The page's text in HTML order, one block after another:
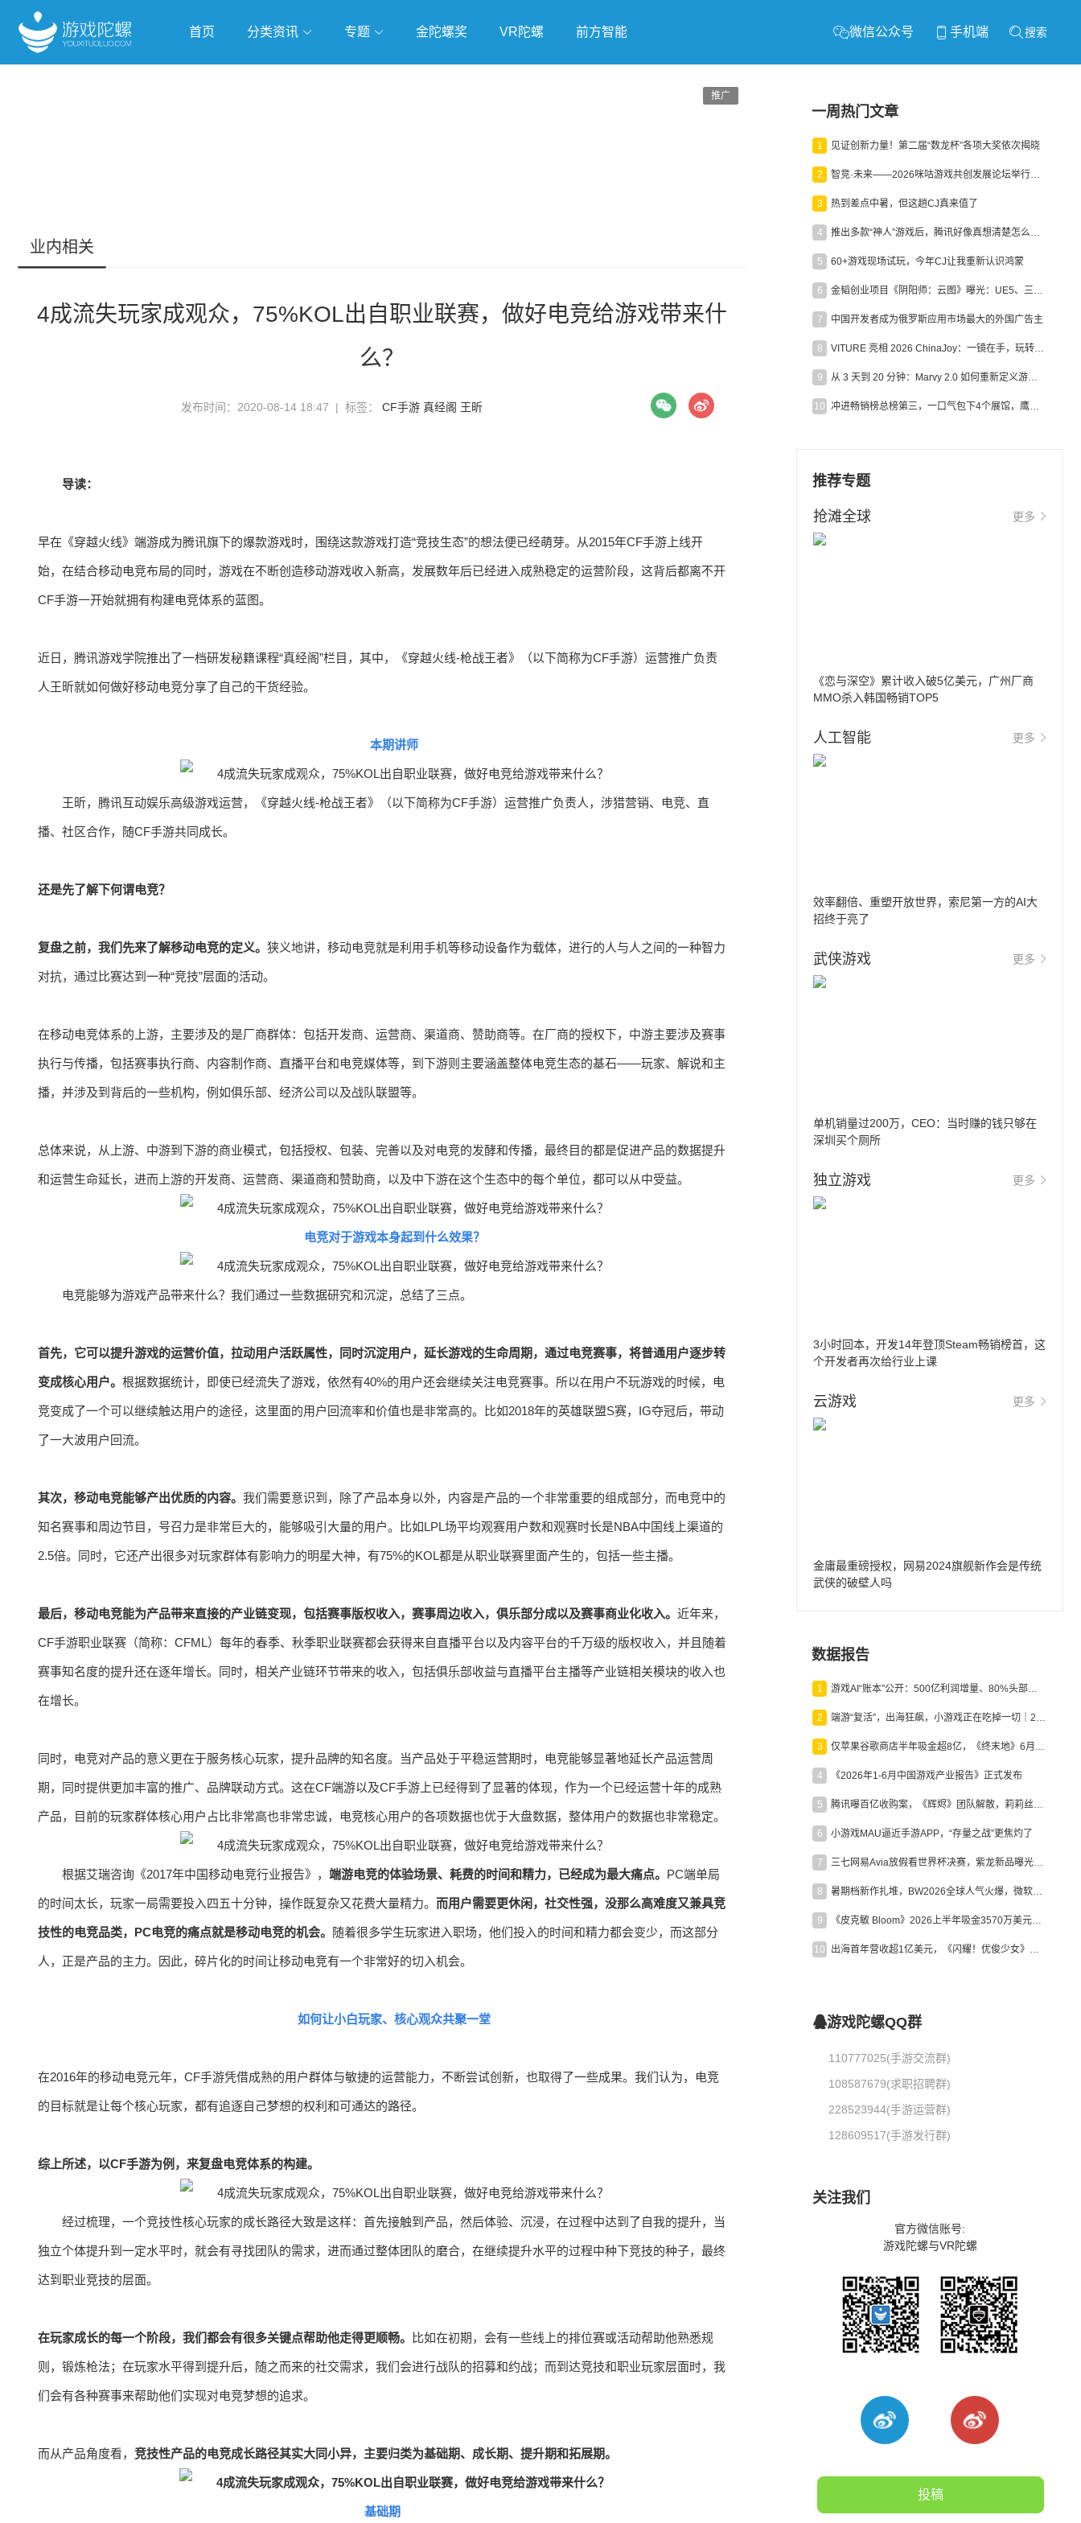
首页 分类资讯 专题 金陀螺奖 VR陀螺 前方智能 微信公众号 手机端 搜索
推广
业内相关
4成流失玩家成观众，75%KOL出自职业联赛，做好电竞给游戏带来什
么？
发布时间：2020-08-14 18:47 | 标签： CF手游 真经阁 王昕
导读：
早在《穿越火线》端游成为腾讯旗下的爆款游戏时，围绕这款游戏打造“竞技生态”的想法便已经萌芽。从2015年CF手游上线开
始，在结合移动电竞布局的同时，游戏在不断创造移动游戏收入新高，发展数年后已经进入成熟稳定的运营阶段，这背后都离不开
CF手游一开始就拥有构建电竞体系的蓝图。
近日，腾讯游戏学院推出了一档研发秘籍课程“真经阁”栏目，其中，《穿越火线-枪战王者》（以下简称为CF手游）运营推广负责
人王昕就如何做好移动电竞分享了自己的干货经验。
本期讲师
王昕，腾讯互动娱乐高级游戏运营，《穿越火线-枪战王者》（以下简称为CF手游）运营推广负责人，涉猎营销、电竞、直
播、社区合作，随CF手游共同成长。
还是先了解下何谓电竞？
复盘之前，我们先来了解移动电竞的定义。 狭义地讲，移动电竞就是利用手机等移动设备作为载体，进行的人与人之间的一种智力
对抗，通过比赛达到一种“竞技”层面的活动。
在移动电竞体系的上游，主要涉及的是厂商群体：包括开发商、运营商、渠道商、赞助商等。在厂商的授权下，中游主要涉及赛事
执行与传播，包括赛事执行商、内容制作商、直播平台和电竞媒体等，到下游则主要涵盖整体电竞生态的基石——玩家、解说和主
播，并涉及到背后的一些机构，例如俱乐部、经济公司以及战队联盟等。
总体来说，从上游、中游到下游的商业模式，包括授权、包装、完善以及对电竞的发酵和传播，最终目的都是促进产品的数据提升
和运营生命延长，进而上游的开发商、运营商、渠道商和赞助商，以及中下游在这个生态中的每个单位，都可以从中受益。
电竞对于游戏本身起到什么效果？
电竞能够为游戏产品带来什么？我们通过一些数据研究和沉淀，总结了三点。
首先，它可以提升游戏的运营价值，拉动用户活跃属性，同时沉淀用户，延长游戏的生命周期，通过电竞赛事，将普通用户逐步转
变成核心用户。 根据数据统计，即使已经流失了游戏，依然有40%的用户还会继续关注电竞赛事。所以在用户不玩游戏的时候，电
竞变成了一个可以继续触达用户的途径，这里面的用户回流率和价值也是非常高的。比如2018年的英雄联盟S赛，IG夺冠后，带动
了一大波用户回流。
其次，移动电竞能够产出优质的内容。 我们需要意识到，除了产品本身以外，内容是产品的一个非常重要的组成部分，而电竞中的
知名赛事和周边节目，号召力是非常巨大的，能够吸引大量的用户。比如LPL场平均观赛用户数和观赛时长是NBA中国线上渠道的
2.5倍。同时，它还产出很多对玩家群体有影响力的明星大神，有75%的KOL都是从职业联赛里面产生的，包括一些主播。
最后，移动电竞能为产品带来直接的产业链变现，包括赛事版权收入，赛事周边收入，俱乐部分成以及赛事商业化收入。 近年来，
CF手游职业联赛（简称：CFML）每年的春季、秋季职业联赛都会获得来自直播平台以及内容平台的千万级的版权收入，并且随着
赛事知名度的提升还在逐年增长。同时，相关产业链环节带来的收入，包括俱乐部收益与直播平台主播等产业链相关模块的收入也
在增长。
同时，电竞对产品的意义更在于服务核心玩家，提升品牌的知名度。当产品处于平稳运营期时，电竞能够显著地延长产品运营周
期，同时提供更加丰富的推广、品牌联动方式。这在CF端游以及CF手游上已经得到了显著的体现，作为一个已经运营十年的成熟
产品，目前的玩家群体核心用户占比非常高也非常忠诚，电竞核心用户的各项数据也优于大盘数据，整体用户的数据也非常稳定。
根据艾瑞咨询《2017年中国移动电竞行业报告》， 端游电竞的体验场景、耗费的时间和精力，已经成为最大痛点。 PC端单局
的时间太长，玩家一局需要投入四五十分钟，操作既复杂又花费大量精力。 而用户需要更休闲，社交性强，没那么高难度又兼具竞
技性的电竞品类，PC电竞的痛点就是移动电竞的机会。 随着很多学生玩家进入职场，他们投入的时间和精力都会变少，而这部分
人，正是产品的主力。因此，碎片化的时间让移动电竞有一个非常好的切入机会。
如何让小白玩家、核心观众共聚一堂
在2016年的移动电竞元年，CF手游凭借成熟的用户群体与敏捷的运营能力，不断尝试创新，也取得了一些成果。我们认为，电竞
的目标就是让每个核心玩家，都有追逐自己梦想的权利和可通达的路径。
综上所述，以CF手游为例，来复盘电竞体系的构建。
经过梳理，一个竞技性核心玩家的成长路径大致是这样：首先接触到产品，然后体验、沉浸，在过程中达到了自我的提升，当
独立个体提升到一定水平时，就会有寻找团队的需求，进而通过整体团队的磨合，在继续提升水平的过程中种下竞技的种子，最终
达到职业竞技的层面。
在玩家成长的每一个阶段，我们都会有很多关键点帮助他走得更顺畅。 比如在初期，会有一些线上的排位赛或活动帮助他熟悉规
则，锻炼枪法；在玩家水平得到提升后，随之而来的社交需求，我们会进行战队的招募和约战；而到达竞技和职业玩家层面时，我
们会有各种赛事来帮助他们实现对电竞梦想的追求。
而从产品角度看， 竞技性产品的电竞成长路径其实大同小异，主要归类为基础期、成长期、提升期和拓展期。
基础期
一周热门文章
1 见证创新力量！第二届“数龙杯”各项大奖依次揭晓
2 智竞·未来——2026咪咕游戏共创发展论坛举行：聚力精品内容、AI创作与电竞生态，共建高品质益智健康游戏社区
3 热到差点中暑，但这趟CJ真来值了
4 推出多款“神人”游戏后，腾讯好像真想清楚怎么做二次元了
5 60+游戏现场试玩，今年CJ让我重新认识鸿蒙
6 金韬创业项目《阴阳师：云图》曝光：UE5、三端互通、ARPG
7 中国开发者成为俄罗斯应用市场最大的外国广告主
8 VITURE 亮相 2026 ChinaJoy：一镜在手，玩转全场！
9 从 3 天到 20 分钟：Marvy 2.0 如何重新定义游戏出海营销效率？
10 冲进畅销榜总榜第三，一口气包下4个展馆，鹰角把嘉年华做爆了
推荐专题
抢滩全球 更多
《恋与深空》累计收入破5亿美元，广州厂商
MMO杀入韩国畅销TOP5
人工智能 更多
效率翻倍、重塑开放世界，索尼第一方的AI大
招终于亮了
武侠游戏 更多
单机销量过200万，CEO：当时赚的钱只够在
深圳买个厕所
独立游戏 更多
3小时回本，开发14年登顶Steam畅销榜首，这
个开发者再次给行业上课
云游戏 更多
金庸最重磅授权，网易2024旗舰新作会是传统
武侠的破壁人吗
数据报告
1 游戏AI“账本”公开：500亿利润增量、80%头部入局，谁在闷声发财？
2 端游“复活”，出海狂飙，小游戏正在吃掉一切｜2026上半年产业报告
3 仅苹果谷歌商店半年吸金超8亿，《终末地》6月份收入显著回暖
4 《2026年1-6月中国游戏产业报告》正式发布
5 腾讯曝百亿收购案，《辉烬》团队解散，莉莉丝新作曝光｜陀螺周报
6 小游戏MAU逼近手游APP，“存量之战”更焦灼了
7 三七网易Avia放假看世界杯决赛，紫龙新品曝光，米哈游新作上线 | 陀螺周报
8 暑期档新作扎堆，BW2026全球人气火爆，微软XBOX大裁员|陀螺周报
9 《皮克敏 Bloom》2026上半年吸金3570万美元，中国台湾成最大市场
10 出海首年营收超1亿美元，《闪耀！优俊少女》美国市场占比达七成
游戏陀螺QQ群
110777025(手游交流群)
108587679(求职招聘群)
228523944(手游运营群)
128609517(手游发行群)
关注我们
官方微信账号:
游戏陀螺与VR陀螺
投稿